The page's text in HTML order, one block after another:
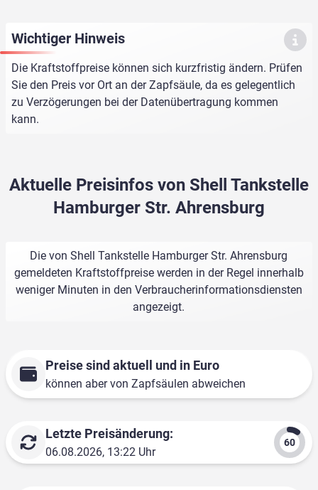
Wichtiger Hinweis
Die Kraftstoffpreise können sich kurzfristig ändern. Prüfen
Sie den Preis vor Ort an der Zapfsäule, da es gelegentlich
zu Verzögerungen bei der Datenübertragung kommen
kann.
Aktuelle Preisinfos von Shell Tankstelle
Hamburger Str. Ahrensburg
Die von Shell Tankstelle Hamburger Str. Ahrensburg
gemeldeten Kraftstoffpreise werden in der Regel innerhalb
weniger Minuten in den Verbraucherinformationsdiensten
angezeigt.
Preise sind aktuell und in Euro
können aber von Zapfsäulen abweichen
Letzte Preisänderung:
06.08.2026, 13:22 Uhr